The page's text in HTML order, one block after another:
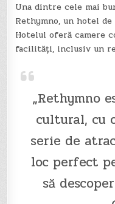
Una dintre cele mai
Rethymno, un hotel
Hotelul oferă camere
facilități, inclusiv un
„Rethymno
cultural, cu
serie de
loc perfect
să